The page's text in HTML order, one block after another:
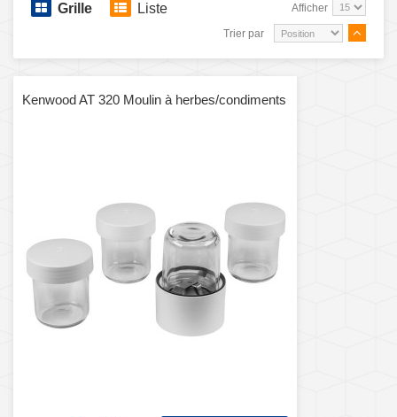
Grille Liste Afficher
Trier par
Kenwood AT 320 Moulin à herbes/condiments